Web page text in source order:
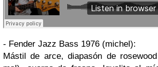
- Fender Jazz Bass 1976 (michel):
Mástil de arce, diapasón de